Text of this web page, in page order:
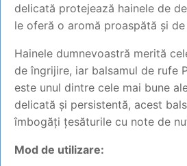
delicată protejează hainele de
le oferă o aromă proaspătă și
Hainele dumnevoastră merită
de îngrijire, iar balsamul de rufe
este unul dintre cele mai bune
delicată și persistentă, acest
îmbogăți țesăturile cu note de
Mod de utilizare: